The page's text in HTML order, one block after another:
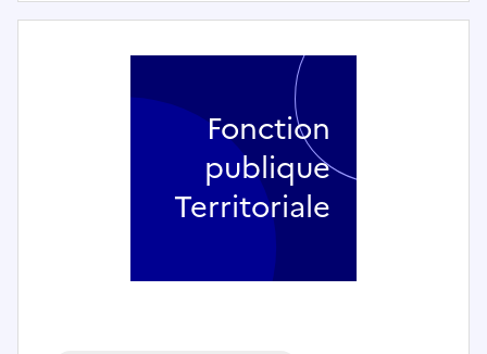
Fonction
publique
Territoriale